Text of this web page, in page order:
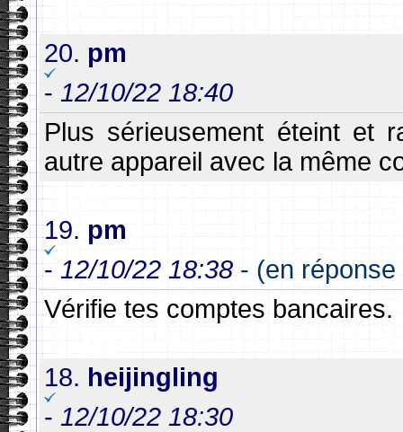
20. pm
- 12/10/22 18:40
Plus sérieusement éteint et
autre appareil avec la même
19. pm
- 12/10/22 18:38 - (en
Vérifie tes comptes bancaires.
18. heijingling
- 12/10/22 18:30